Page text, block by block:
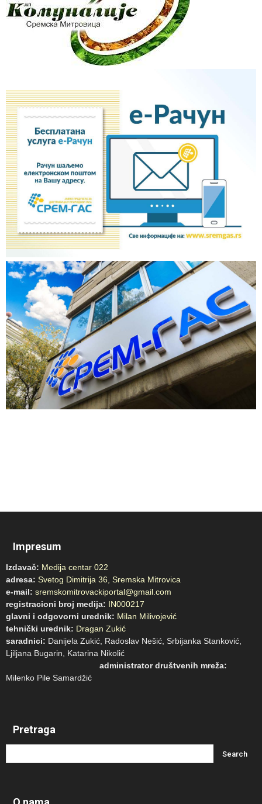
Impresum
Izdavač: Medija centar 022
adresa: Svetog Dimitrija 36, Sremska Mitrovica
e-mail: sremskomitrovackiportal@gmail.com
registracioni broj medija: IN000217
glavni i odgovorni urednik: Milan Milivojević
tehnički urednik: Dragan Zukić
saradnici: Danijela Zukić, Radoslav Nešić, Srbijanka Stanković,
Ljiljana Bugarin, Katarina Nikolić
administrator društvenih mreža:
Milenko Pile Samardžić
Pretraga